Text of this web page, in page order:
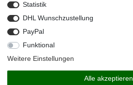
Zahlungsarten
Statistik
DHL Wunschzustellung
PayPal
Funktional
Weitere Einstellungen
Alle akzeptieren